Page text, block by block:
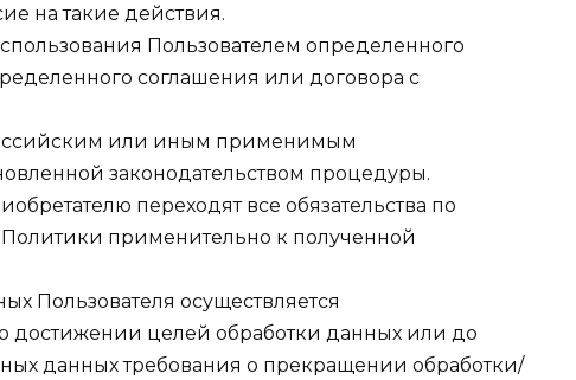
на такие действия.
Пользователем определенного
соглашения или договора с
или иным применимым
законодательством процедуры.
переходят все обязательства по
применительно к полученной
Пользователя осуществляется
достижении целей обработки данных или до
данных требования о прекращении обработки/